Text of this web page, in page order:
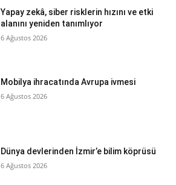
Yapay zekâ, siber risklerin hızını ve etki
alanını yeniden tanımlıyor
6 Ağustos 2026
Mobilya ihracatında Avrupa ivmesi
6 Ağustos 2026
Dünya devlerinden İzmir’e bilim köprüsü
6 Ağustos 2026